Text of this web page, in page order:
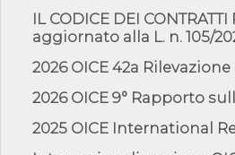
di Reg...
05/08/26 - Lettera OICE per il bando
Campa...
04/08/26 - DL PA: previste
per ...
COP31, An...
IL CODICE DEI
aggiornato alla L. n. 105/
2026 OICE 42a
2026 OICE 9° Rapporto
2025 OICE International